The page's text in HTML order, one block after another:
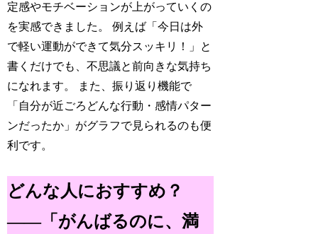
定感やモチベーションが上がっていくの
を実感できました。 例えば「今日は外
で軽い運動ができて気分スッキリ！」と
書くだけでも、不思議と前向きな気持ち
になれます。 また、振り返り機能で
「自分が近ごろどんな行動・感情パター
ンだったか」がグラフで見られるのも便
利です。
どんな人におすすめ？
——「がんばるのに、満